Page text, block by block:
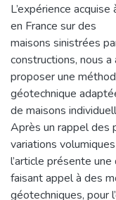
L’expérience
en France sur des
maisons sinistrées
constructions, nous a
proposer une
géotechnique
de maisons
Après un rappel des
variations
l’article présente
faisant appel à des
géotechniques, pour